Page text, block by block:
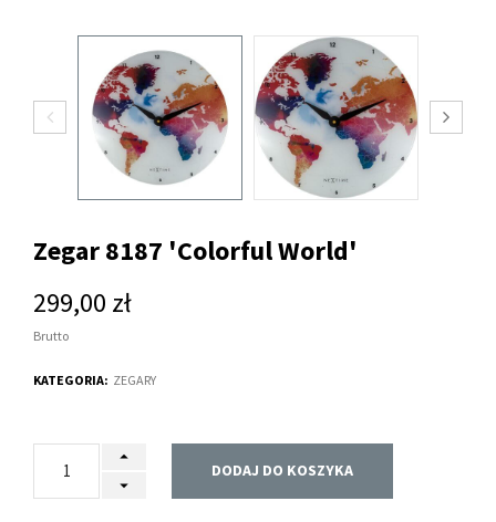
Zegar 8187 'Colorful World'
299,00 zł
Brutto
KATEGORIA: ZEGARY
DODAJ DO KOSZYKA